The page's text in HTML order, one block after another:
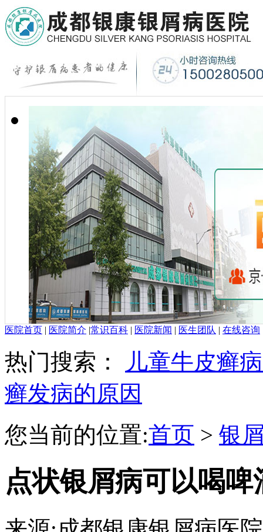
医院首页 | 医院简介 |常识百科 | 医院新闻 | 医生团队 | 在线咨询
热门搜索：
儿童牛皮癣
癣发病的原因
您当前的位置:首页 > 银
点状银屑病可以喝啤